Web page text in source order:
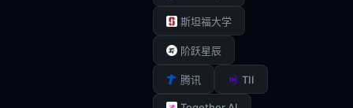
斯坦福大学
阶跃星辰
腾讯 TII